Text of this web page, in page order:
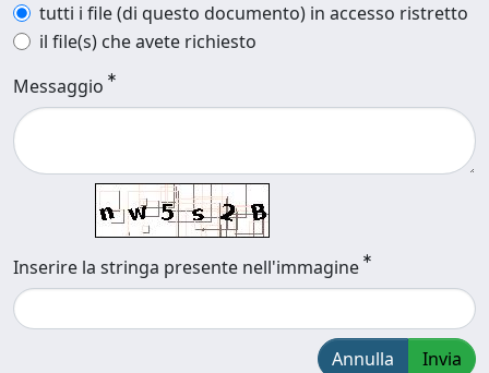
tutti i file (di questo documento) in accesso ristretto
il file(s) che avete richiesto
Messaggio
Inserire la stringa presente nell'immagine
Annulla Invia